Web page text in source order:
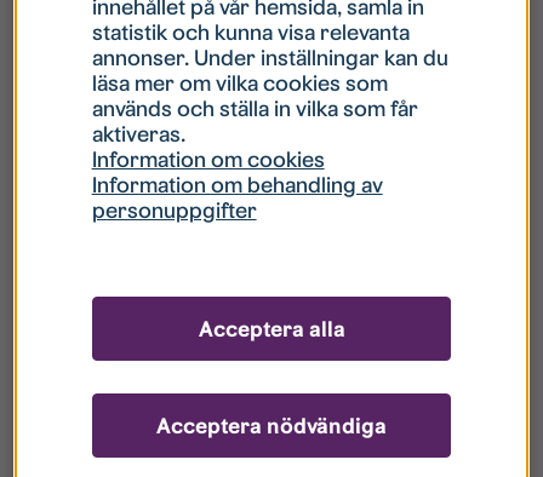
Hur gör jag om mitt konto är låst?
Hur gör jag när jag glömt mitt lösenord?
Vad innebär Gästkonto/Gästanvändare?
innehållet på vår hemsida, samla in
statistik och kunna visa relevanta
annonser. Under inställningar kan du
läsa mer om vilka cookies som
används och ställa in vilka som får
aktiveras.
Information om cookies
Information om behandling av
personuppgifter
Acceptera nödvändiga
Acceptera alla